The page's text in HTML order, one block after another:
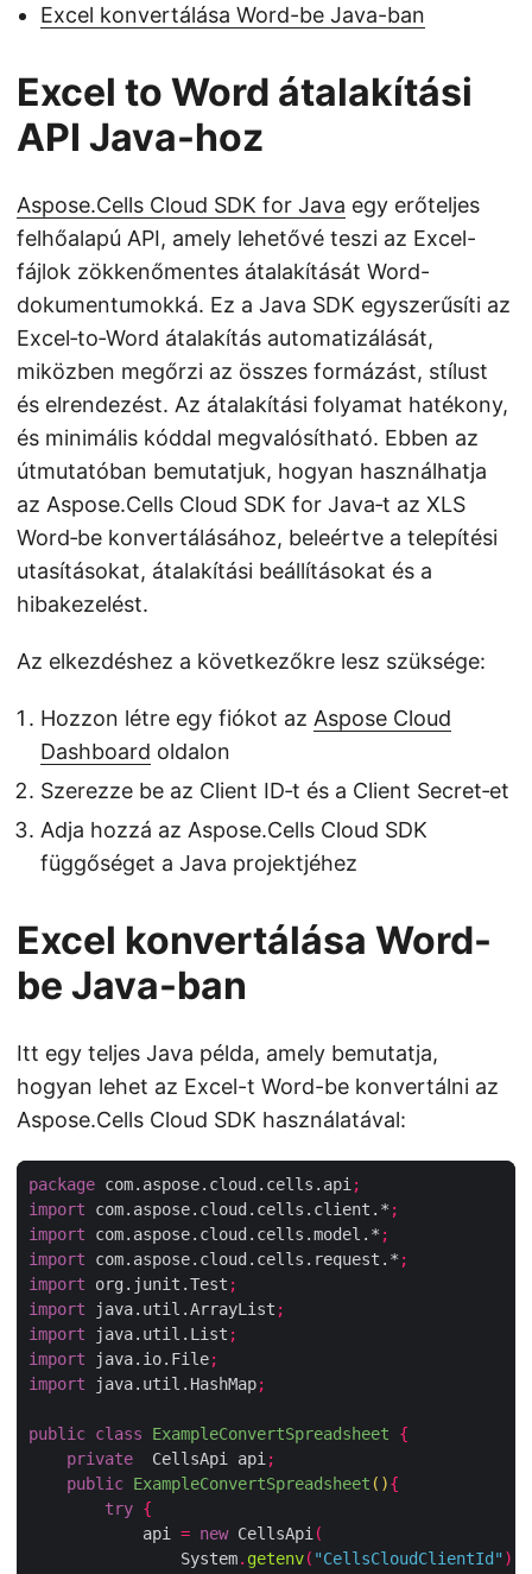
Excel konvertálása Word-be Java-ban
Excel to Word átalakítási
API Java-hoz
Aspose.Cells Cloud SDK for Java egy erőteljes
felhőalapú API, amely lehetővé teszi az Excel-
fájlok zökkenőmentes átalakítását Word-
dokumentumokká. Ez a Java SDK egyszerűsíti az
Excel‑to‑Word átalakítás automatizálását,
miközben megőrzi az összes formázást, stílust
és elrendezést. Az átalakítási folyamat hatékony,
és minimális kóddal megvalósítható. Ebben az
útmutatóban bemutatjuk, hogyan használhatja
az Aspose.Cells Cloud SDK for Java‑t az XLS
Word‑be konvertálásához, beleértve a telepítési
utasításokat, átalakítási beállításokat és a
hibakezelést.
Az elkezdéshez a következőkre lesz szüksége:
Hozzon létre egy fiókot az Aspose Cloud
Dashboard oldalon
Szerezze be az Client ID‑t és a Client Secret‑et
Adja hozzá az Aspose.Cells Cloud SDK
függőséget a Java projektjéhez
Excel konvertálása Word-
be Java-ban
Itt egy teljes Java példa, amely bemutatja,
hogyan lehet az Excel-t Word-be konvertálni az
Aspose.Cells Cloud SDK használatával:
package com.aspose.cloud.cells.api ;
import com.aspose.cloud.cells.client.* ;
import com.aspose.cloud.cells.model.* ;
import com.aspose.cloud.cells.request.* ;
import org.junit.Test ;
import java.util.ArrayList ;
import java.util.List ;
import java.io.File;
import java.util.HashMap;
public class ExampleConvertSpreadsheet
{
private
  CellsApi api
;
public ExampleConvertSpreadsheet (){
try {
            api
= new CellsApi (
                System
. getenv( "CellsCloudClientId" ),